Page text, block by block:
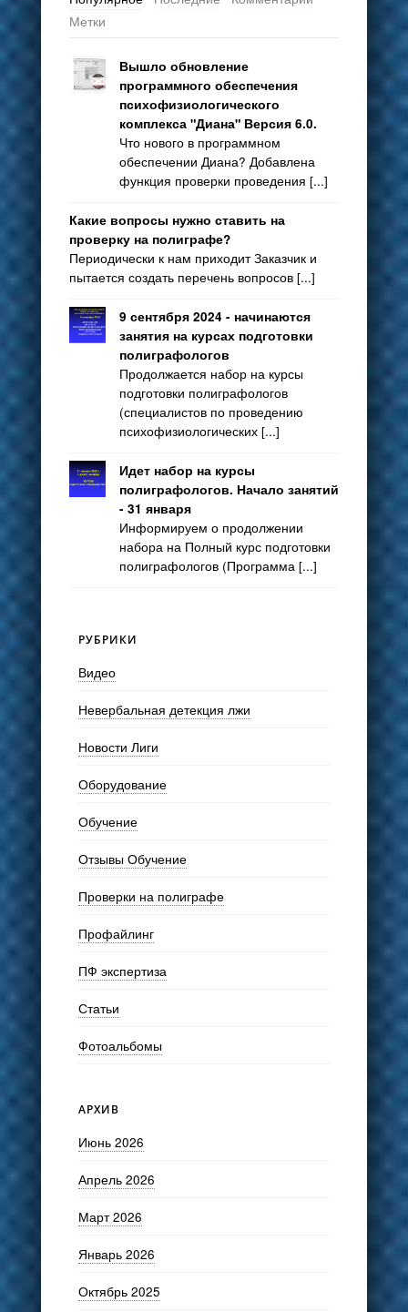
Метки
Вышло обновление
программного обеспечения
психофизиологического
комплекса "Диана" Версия 6.0.
Что нового в программном
обеспечении Диана? Добавлена
функция проверки проведения [...]
Какие вопросы нужно ставить на
проверку на полиграфе?
Периодически к нам приходит Заказчик и
пытается создать перечень вопросов [...]
9 сентября 2024 - начинаются
занятия на курсах подготовки
полиграфологов
Продолжается набор на курсы
подготовки полиграфологов
(специалистов по проведению
психофизиологических [...]
Идет набор на курсы
полиграфологов. Начало занятий
- 31 января
Информируем о продолжении
набора на Полный курс подготовки
полиграфологов (Программа [...]
РУБРИКИ
Видео
Невербальная детекция лжи
Новости Лиги
Оборудование
Обучение
Отзывы Обучение
Проверки на полиграфе
Профайлинг
ПФ экспертиза
Статьи
Фотоальбомы
АРХИВ
Июнь 2026
Апрель 2026
Март 2026
Январь 2026
Октябрь 2025